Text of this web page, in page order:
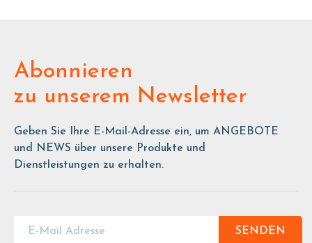
Abonnieren
zu unserem Newsletter
Geben Sie Ihre E-Mail-Adresse ein, um ANGEBOTE
und NEWS über unsere Produkte und
Dienstleistungen zu erhalten.
SENDEN